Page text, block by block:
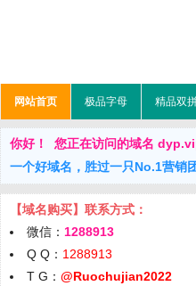
网站首页 极品字母 精品双
你好！ 您正在访问的域名
一个好域名，胜过一只No.1营销
【域名购买】联系方式：
微信： 1288913
Q Q： 1288913
T G： @Ruochujian2022